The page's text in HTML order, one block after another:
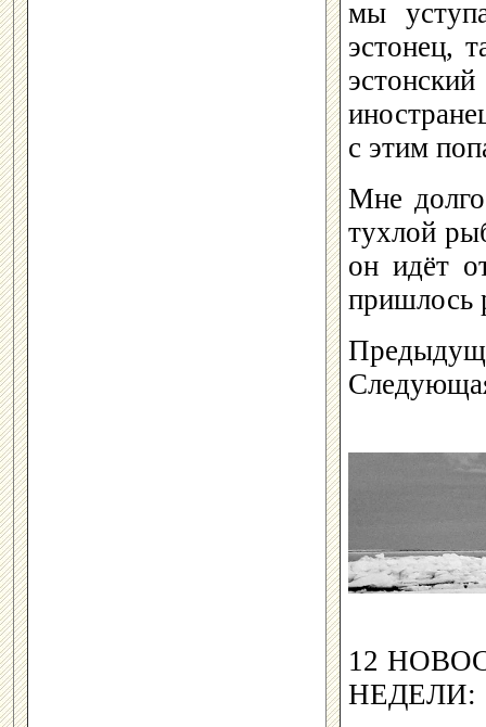
мы
эстонец,
с этим
Мне
тухлой
он идёт
пришлось
12
НЕДЕЛИ: